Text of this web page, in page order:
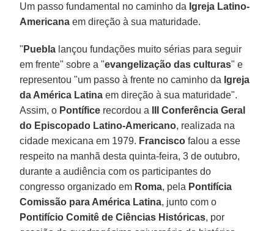
Um passo fundamental no caminho da Igreja Latino-
Americana em direção à sua maturidade.
" Puebla lançou fundações muito sérias para seguir
em frente" sobre a "evangelização das culturas" e
representou "um passo à frente no caminho da Igreja
da América Latina em direção à sua maturidade".
Assim, o Pontífice recordou a
III Conferência Geral
do Episcopado Latino-Americano, realizada na
cidade mexicana em 1979. Francisco falou a esse
respeito na manhã desta quinta-feira, 3 de outubro,
durante a audiência com os participantes do
congresso organizado em Roma, pela Pontifícia
Comissão para América Latina, junto com o
Pontifício Comitê de Ciências Históricas, por